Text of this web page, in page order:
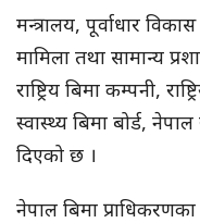
मन्त्रालय, पूर्वाधार
मामिला तथा सामान्य
राष्ट्रिय बिमा कम्पनी,
स्वास्थ्य बिमा बोर्ड,
दिएको छ ।
नेपाल बिमा